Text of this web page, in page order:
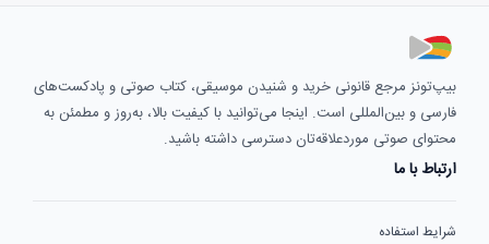
بیپ‌تونز مرجع قانونی خرید و شنیدن موسیقی، کتاب صوتی و پادکست‌های
فارسی و بین‌المللی است. اینجا می‌توانید با کیفیت بالا، به‌روز و مطمئن به
محتوای صوتی موردعلاقه‌تان دسترسی داشته باشید.
ارتباط با ما
شرایط استفاده